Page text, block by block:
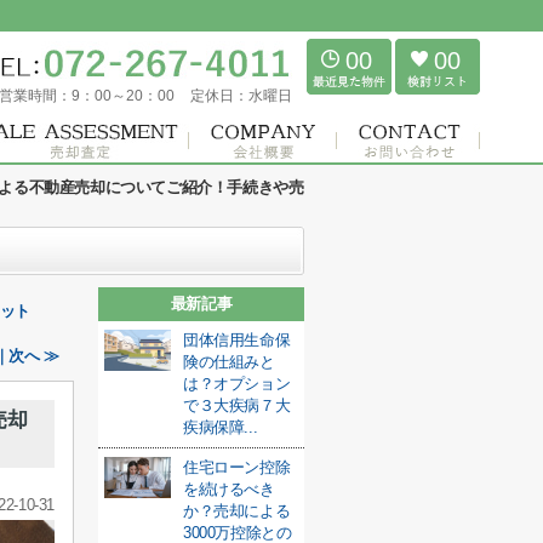
業時間： 9：00～20：00 定休日： 水曜日
00 00
る不動産売却についてご紹介！手続きや売
ト
次へ ≫
却
10-31
最新記事
団体信用生命保
険の仕組みと
は？オプション
で３大疾病７大
疾病保障...
住宅ローン控除
を続けるべき
か？売却による
3000万控除との